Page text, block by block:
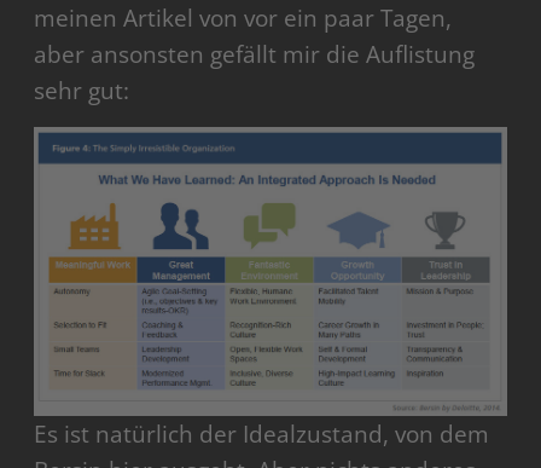
meinen Artikel von vor ein paar Tagen,
aber ansonsten gefällt mir die Auflistung
sehr gut:
Es ist natürlich der Idealzustand, von dem